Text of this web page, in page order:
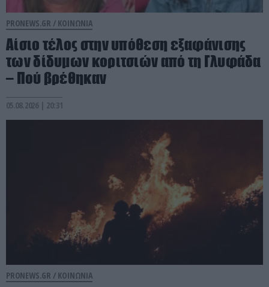
PRONEWS.GR / ΚΟΙΝΩΝΙΑ
Αίσιο τέλος στην υπόθεση εξαφάνισης
των δίδυμων κοριτσιών από τη Γλυφάδα
– Πού βρέθηκαν
05.08.2026 | 20:31
PRONEWS.GR / ΚΟΙΝΩΝΙΑ